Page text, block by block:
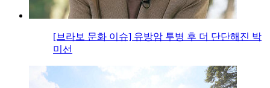
[브라보 문화 이슈] 유방암 투병 후 더 단단해진 박
미선